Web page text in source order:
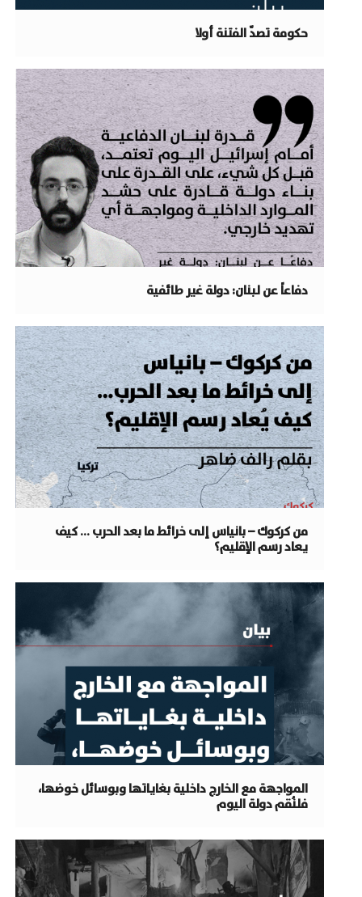
حكومة تصدّ الفتنة أولا
دفاعاً عن لبنان: دولة غير طائفية
من كركوك – بانياس إلى خرائط ما بعد الحرب … كيف
يعاد رسم الإقليم؟
المواجهة مع الخارج داخلية بغاياتها وبوسائل خوضها،
فلنُقم دولة اليوم